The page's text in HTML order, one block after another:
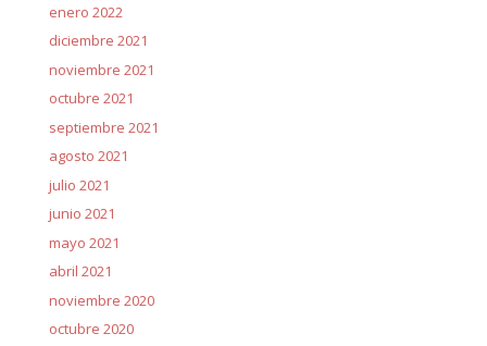
enero 2022
diciembre 2021
noviembre 2021
octubre 2021
septiembre 2021
agosto 2021
julio 2021
junio 2021
mayo 2021
abril 2021
noviembre 2020
octubre 2020